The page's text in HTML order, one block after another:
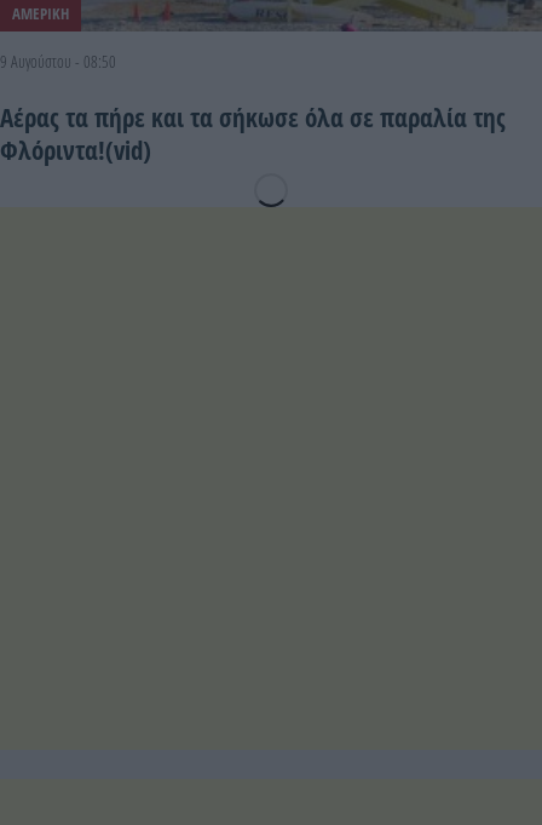
ΑΜΕΡΙΚΗ
9 Αυγούστου - 08:50
Αέρας τα πήρε και τα σήκωσε όλα σε παραλία της
Φλόριντα!(vid)